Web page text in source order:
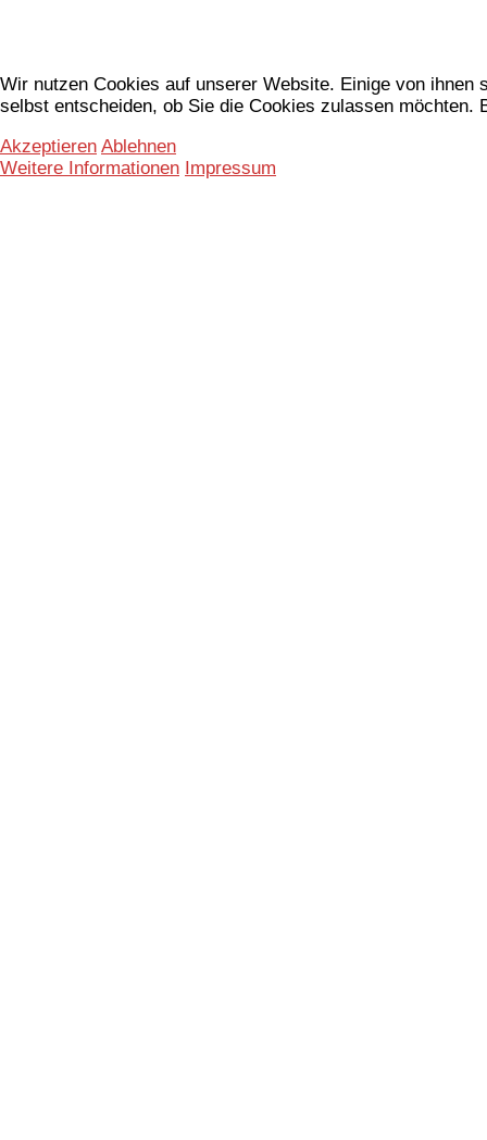
Wir nutzen Cookies auf unserer Website. Einige von
selbst entscheiden, ob Sie die Cookies zulassen möchten.
Akzeptieren Ablehnen
Weitere Informationen Impressum